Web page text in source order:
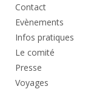
Contact
Evènements
Infos pratiques
Le comité
Presse
Voyages